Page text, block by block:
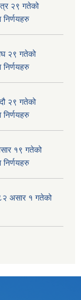
२९ गतेको
निर्णयहरु
२९ गतेको
निर्णयहरु
२९ गतेको
निर्णयहरु
१९ गतेको
निर्णयहरु
असार १ गतेको